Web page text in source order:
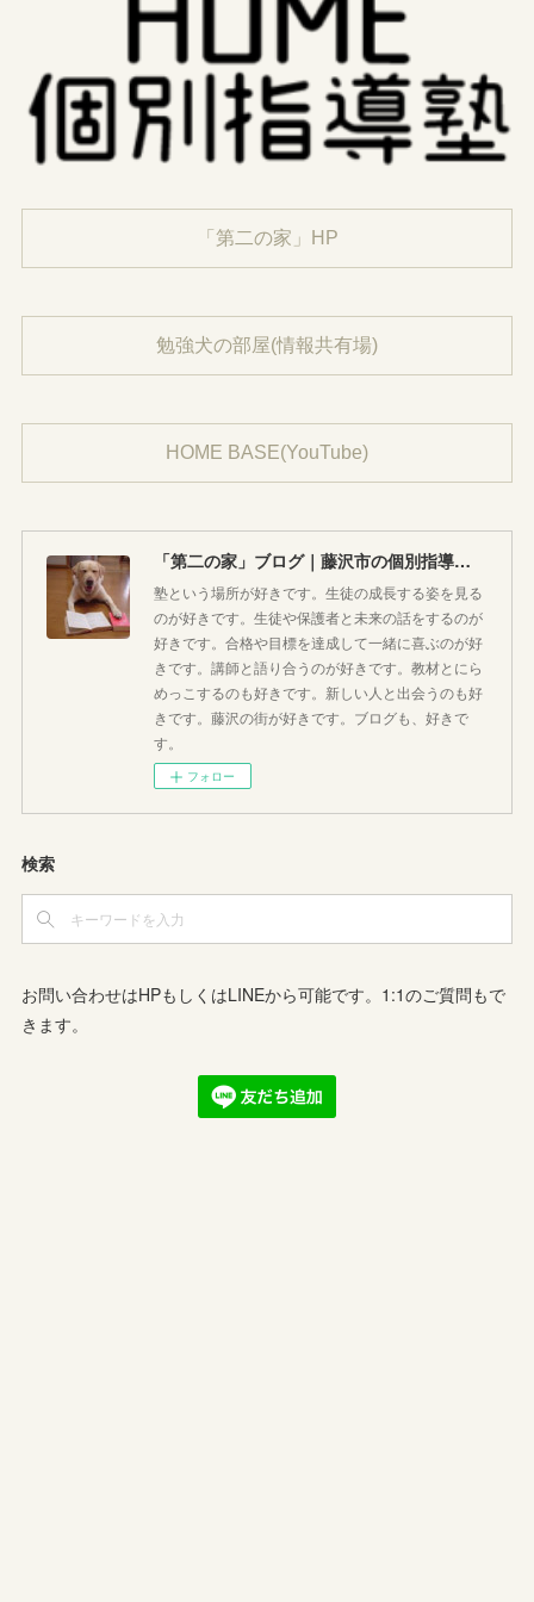
「第二の家」HP
勉強犬の部屋(情報共有場)
HOME BASE(YouTube)
「第二の家」ブログ｜藤沢市の個別指導塾のお話
塾という場所が好きです。生徒の成長する姿を見る
のが好きです。生徒や保護者と未来の話をするのが
好きです。合格や目標を達成して一緒に喜ぶのが好
きです。講師と語り合うのが好きです。教材とにら
めっこするのも好きです。新しい人と出会うのも好
きです。藤沢の街が好きです。ブログも、好きで
す。
フォロー
検索
お問い合わせはHPもしくはLINEから可能です。1:1のご質問もで
きます。